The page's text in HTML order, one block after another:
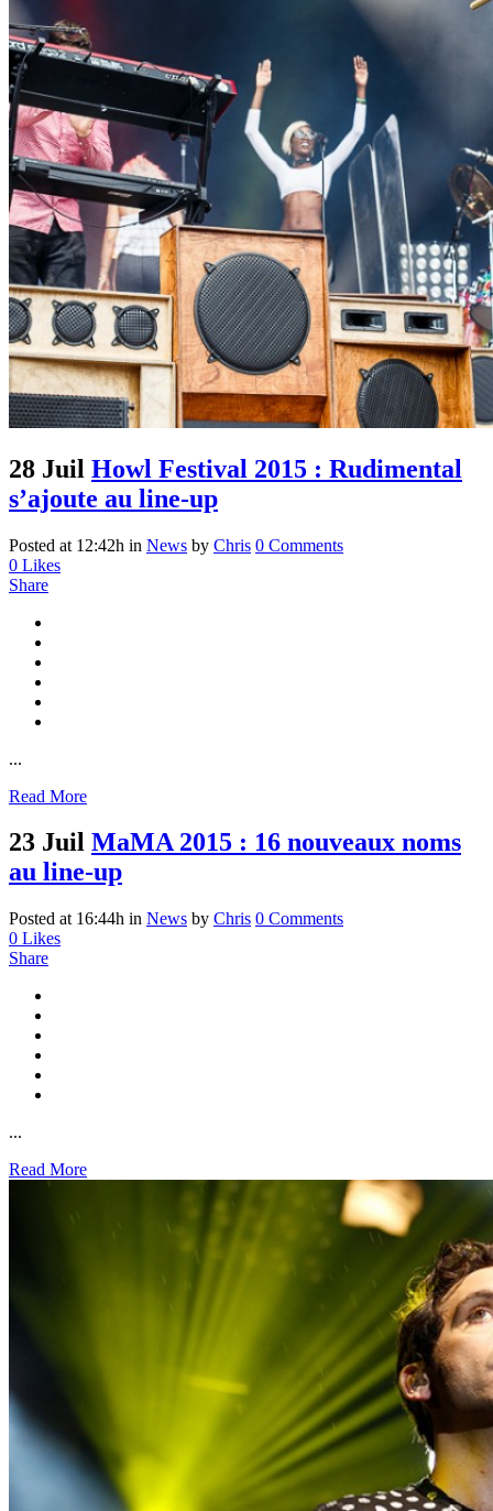
28 Juil Howl Festival 2015 : Rudimental
s’ajoute au line-up
Posted at 12:42h in News by Chris 0 Comments
0 Likes
Share
...
Read More
23 Juil MaMA 2015 : 16 nouveaux noms
au line-up
Posted at 16:44h in News by Chris 0 Comments
0 Likes
Share
...
Read More